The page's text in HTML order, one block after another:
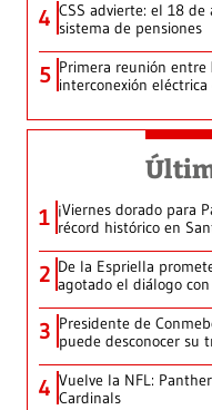
4 CSS advierte: el 18
sistema de pensiones
5 Primera reunión entre
interconexión
1 ¡Viernes dorado para
récord histórico en
2 De la Espriella
agotado el diálogo
3 Presidente de
puede desconocer su
4 Vuelve la NFL:
Cardinals